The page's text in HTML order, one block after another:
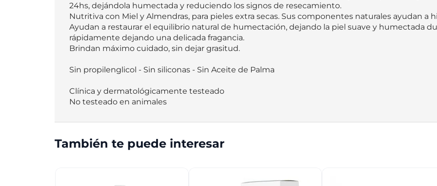
24hs, dejándola humectada y reduciendo los signos de resecamiento.
Nutritiva con Miel y Almendras, para pieles extra secas. Sus componentes naturales ayudan a
Ayudan a restaurar el equilibrio natural de humectación, dejando la piel suave y humectada
rápidamente dejando una delicada fragancia.
Brindan máximo cuidado, sin dejar grasitud.
Sin propilenglicol - Sin siliconas - Sin Aceite de Palma
Clínica y dermatológicamente testeado
No testeado en animales
También te puede interesar